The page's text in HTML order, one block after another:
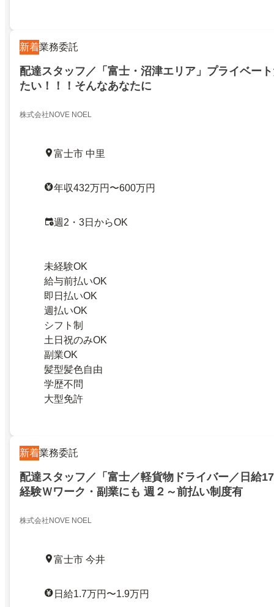
新着業務委託
配達スタッフ／「富士・沼津エリア」プライベー
たい！！！そんなあなたに
株式会社NOVE NOEL
富士市 中里
年収432万円〜600万円
週2・3日からOK
未経験OK
給与前払いOK
即日払いOK
週払いOK
シフト制
土日祝のみOK
副業OK
髪型髪色自由
学歴不問
大型免許
新着業務委託
配達スタッフ／「富士／軽貨物ドライバー／日給
経験Ｗワーク・副業にも 週２～前払い制度有
株式会社NOVE NOEL
富士市 今井
日給1.7万円〜1.9万円